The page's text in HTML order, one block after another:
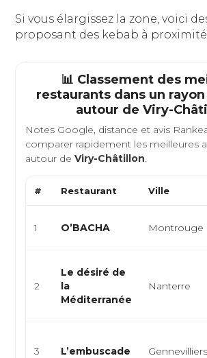
Si vous élargissez la zone, voici
proposant des kebab à
📊 Classement des
restaurants dans un
autour de Viry-
Notes Google, distance et avis
comparer rapidement les meilleures
autour deViry-Châtillon.
# Restaurant Ville
1 O’BACHA Montrouge
2
Le désiré de
la
Méditerranée
Nanterre
3 L’embuscade Gennevilliers